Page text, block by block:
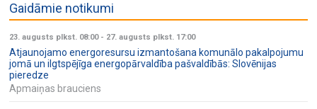
Gaidāmie notikumi
23. augusts plkst. 08:00- 27. augusts plkst. 17:00
Atjaunojamo energoresursu izmantošana komunālo pakalpojumu
jomā un ilgtspējīga energopārvaldība pašvaldībās: Slovēnijas
pieredze
Apmaiņas brauciens